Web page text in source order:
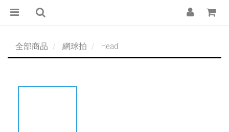
全部商品 網球拍 Head